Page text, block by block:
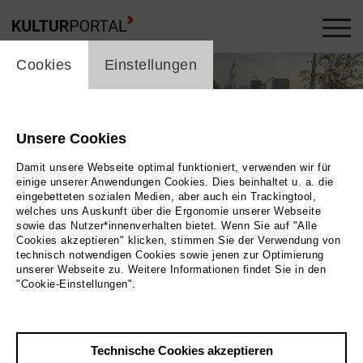
Übersicht
cookie_layer
Cookies Einstellungen
Unsere Cookies
Damit unsere Webseite optimal funktioniert, verwenden wir für
einige unserer Anwendungen Cookies. Dies beinhaltet u. a. die
eingebetteten sozialen Medien, aber auch ein Trackingtool,
welches uns Auskunft über die Ergonomie unserer Webseite
sowie das Nutzer*innenverhalten bietet. Wenn Sie auf "Alle
Cookies akzeptieren" klicken, stimmen Sie der Verwendung von
technisch notwendigen Cookies sowie jenen zur Optimierung
unserer Webseite zu. Weitere Informationen findet Sie in den
"Cookie-Einstellungen".
Technische Cookies akzeptieren